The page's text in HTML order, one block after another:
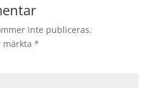
inte publiceras.
märkta *